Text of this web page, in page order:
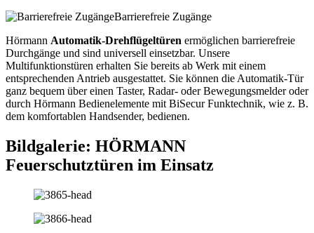
Barrierefreie Zugänge
Hörmann Automatik-Drehflügeltüren ermöglichen barrierefreie
Durchgänge und sind universell einsetzbar. Unsere
Multifunktionstüren erhalten Sie bereits ab Werk mit einem
entsprechenden Antrieb ausgestattet. Sie können die Automatik-Tür
ganz bequem über einen Taster, Radar- oder Bewegungsmelder oder
durch Hörmann Bedienelemente mit BiSecur Funktechnik, wie z. B.
dem komfortablen Handsender, bedienen.
Bildgalerie: HÖRMANN
Feuerschutztüren im Einsatz